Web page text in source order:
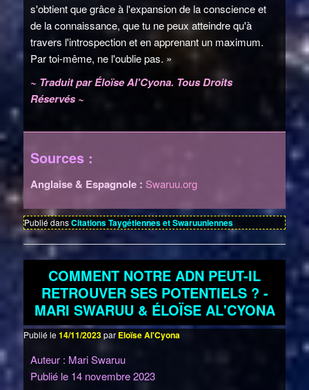
s'obtient que grâce à l'expansion de la conscience et
de la connaissance, que tu ne peux atteindre qu'à
travers l'introspection et en apprenant un maximum.
Par toi-même, ne l'oublie pas. »
~ Traduit par Éloïse Al'Cyona. Tous Droits
Réservés ~
Sources :
Anglaise & Espagnole : Swaruu.org
Publié dansCitations Taygétiennes et Swaruuniennes
COMMENT NOTRE ADN PEUT-IL
RETROUVER SES POTENTIELS ? -
MARI SWARUU & ÉLOÏSE AL'CYONA
Publié le14/11/2023par Eloïse Al'Cyona
Auteur : Mari Swaruu
Publié le 14 novembre 2023